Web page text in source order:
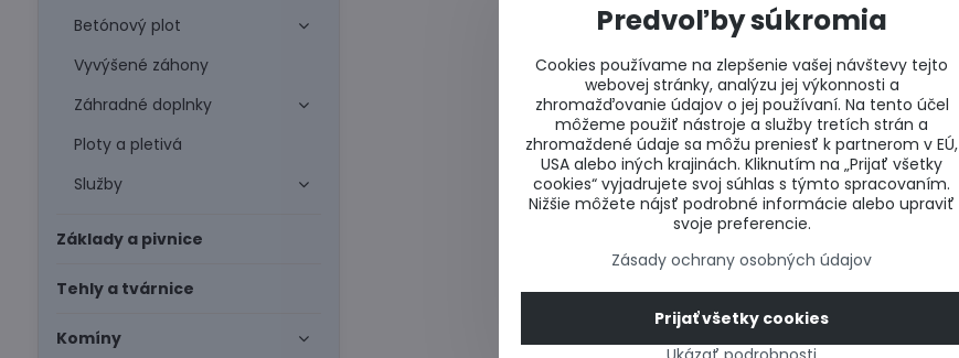
Betónový plot
Vyvýšené záhony
Záhradné doplnky
Ploty a pletivá
Služby
Základy a pivnice
Tehly a tvárnice
Komíny
Predvoľby súkromia
Cookies používame na zlepšenie vašej návštevy tejto
webovej stránky, analýzu jej výkonnosti a
zhromažďovanie údajov o jej používaní. Na tento účel
môžeme použiť nástroje a služby tretích strán a
zhromaždené údaje sa môžu preniesť k partnerom v EÚ,
USA alebo iných krajinách. Kliknutím na „Prijať všetky
cookies“ vyjadrujete svoj súhlas s týmto spracovaním.
Nižšie môžete nájsť podrobné informácie alebo upraviť
svoje preferencie.
Zásady ochrany osobných údajov
Prijať všetky cookies